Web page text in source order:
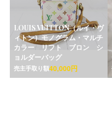
LOUIS VUITTON（ルイ・ヴ
ィトン）モノグラム・マルチ
カラー リフト ブロン シ
ョルダーバッグ
売主手取り額40,000円